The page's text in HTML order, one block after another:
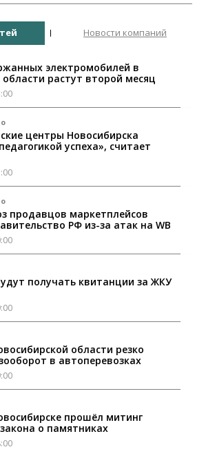
Новости компаний
электромобилей в
растут второй месяц
центры Новосибирска
успеха», считает
продавцов маркетплейсов
РФ из-за атак на WB
получать квитанции за ЖКУ
области резко
в автоперевозках
прошёл митинг
о памятниках